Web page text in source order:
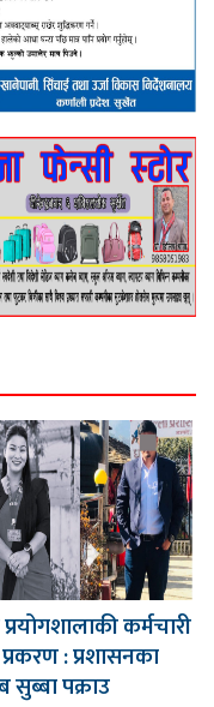
कर्मचारी
: प्रशासनका
सुब्बा पक्राउ